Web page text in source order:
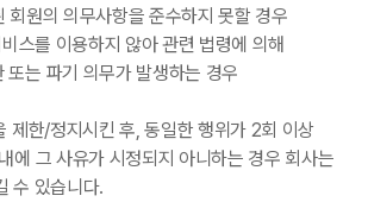
회원의 의무사항을 준수하지 못할 경우
스를 이용하지 않아 관련 법령에 의해
또는 파기 의무가 발생하는 경우
제한/정지시킨 후, 동일한 행위가 2회 이상
에 그 사유가 시정되지 아니하는 경우 회사는
수 있습니다.